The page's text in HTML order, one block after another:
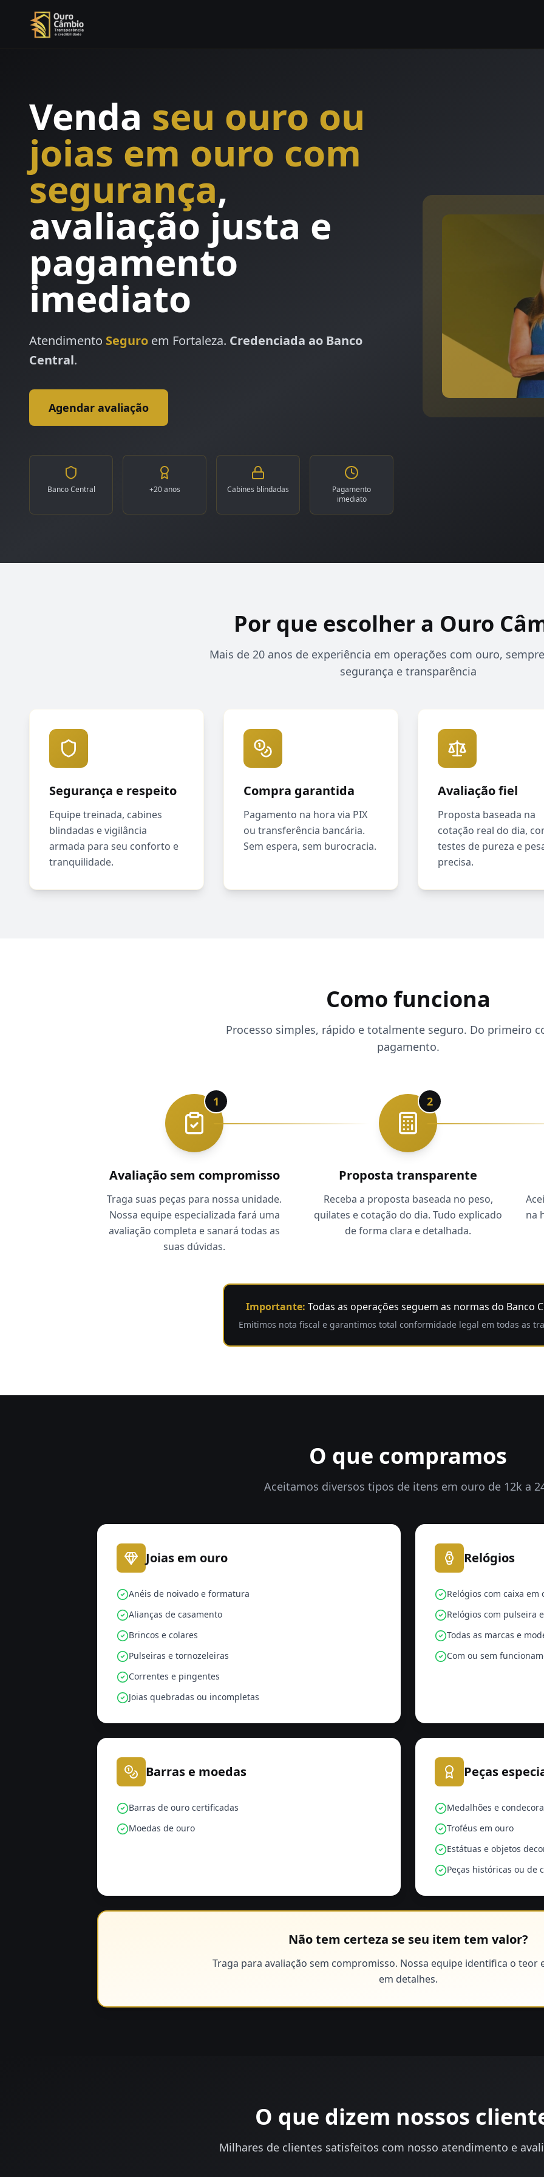
Venda seu ouro ou
joias em ouro com
segurança,
avaliação justa e
pagamento
imediato
Atendimento Seguro em Fortaleza. Credenciada ao Banco
Central.
Agendar avaliação
Banco Central +20 anos Cabines blindadas
Pagamento
imediato
Por que escolher a Ouro
Mais de 20 anos de experiência em operações com ouro,
segurança e transparência
Segurança e respeito
Equipe treinada, cabines
blindadas e vigilância
armada para seu conforto e
tranquilidade.
Compra garantida
Pagamento na hora via PIX
ou transferência bancária.
Sem espera, sem burocracia.
Avaliação fiel
Proposta baseada na
cotação real do dia,
testes de pureza e
precisa.
Como funciona
Processo simples, rápido e totalmente seguro. Do primeiro
pagamento.
1
Avaliação sem compromisso
Traga suas peças para nossa unidade.
Nossa equipe especializada fará uma
avaliação completa e sanará todas as
suas dúvidas.
2
Proposta transparente
Receba a proposta baseada no peso,
quilates e cotação do dia. Tudo explicado
de forma clara e detalhada.
na
Importante: Todas as operações seguem as normas do Banco
Emitimos nota fiscal e garantimos total conformidade legal em todas as
O que compramos
Aceitamos diversos tipos de itens em ouro de 12k a
Joias em ouro
Anéis de noivado e formatura
Alianças de casamento
Brincos e colares
Pulseiras e tornozeleiras
Correntes e pingentes
Joias quebradas ou incompletas
Relógios
Relógios com caixa em
Relógios com pulseira
Todas as marcas e
Com ou sem
Barras e moedas
Barras de ouro certificadas
Moedas de ouro
Peças
Medalhões e
Troféus em ouro
Estátuas e objetos
Peças históricas ou de
Não tem certeza se seu item tem valor?
Traga para avaliação sem compromisso. Nossa equipe identifica o teor
em detalhes.
O que dizem nossos
Milhares de clientes satisfeitos com nosso atendimento e